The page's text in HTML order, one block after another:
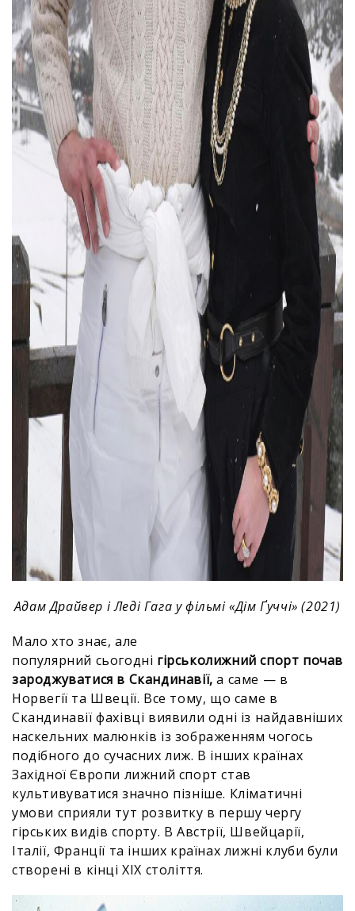
Адам Драйвер і Леді Гага у фільмі «Дім Ґуччі» (2021)
Мало хто знає, але
популярний сьогодні гірськолижний спорт почав
зароджуватися в Скандинавії,а саме — в
Норвегії та Швеції. Все тому, що саме в
Скандинавії фахівці виявили одні із найдавніших
наскельних малюнків із зображенням чогось
подібного до сучасних лиж. В інших країнах
Західної Європи лижний спорт став
культивуватися значно пізніше. Кліматичні
умови сприяли тут розвитку в першу чергу
гірських видів спорту. В Австрії, Швейцарії,
Італії, Франції та інших країнах лижні клуби були
створені в кінці XIX століття.